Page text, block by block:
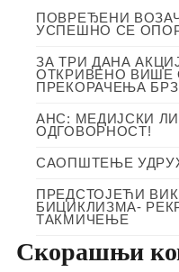
ПОВРЕЂЕНИ
УСПЕШНО СЕ
ЗА ТРИ ДАНА
ОТКРИВЕНО ВИШЕ
ПРЕКОРАЧЕЊА
АНС: МЕДИЈСКИ
ОДГОВОРНОСТ!
САОПШТЕЊЕ
ПРЕДСТОЈЕЋИ
БИЦИКЛИЗМА-
ТАКМИЧЕЊЕ
Скорашњи